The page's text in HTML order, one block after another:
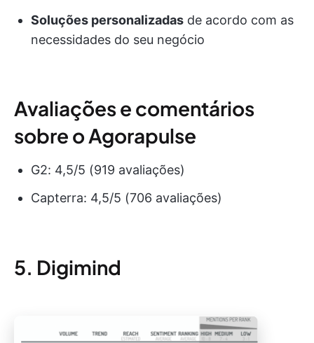
Soluções personalizadas de acordo com as
necessidades do seu negócio
Avaliações e comentários
sobre o Agorapulse
G2: 4,5/5 (919 avaliações)
Capterra: 4,5/5 (706 avaliações)
5. Digimind